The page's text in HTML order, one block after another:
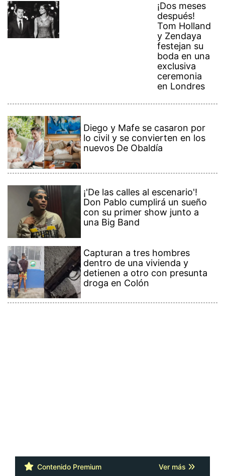
¡Dos meses
después!
Tom Holland
y Zendaya
festejan su
boda en una
exclusiva
ceremonia
en Londres
Diego y Mafe se casaron por
lo civil y se convierten en los
nuevos De Obaldía
¡'De las calles al escenario'!
Don Pablo cumplirá un sueño
con su primer show junto a
una Big Band
Capturan a tres hombres
dentro de una vivienda y
detienen a otro con presunta
droga en Colón
Contenido Premium Ver más